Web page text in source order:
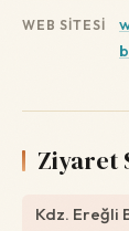
WEB SITESI
Ziyaret
Kdz. Ereğli